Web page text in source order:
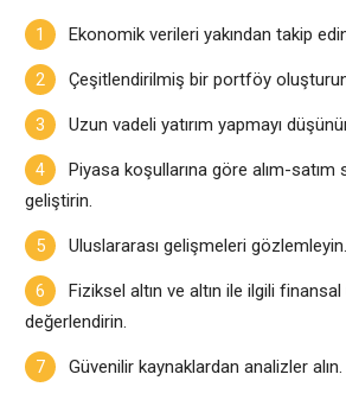
Ekonomik verileri yakından takip
Çeşitlendirilmiş bir portföy
Uzun vadeli yatırım yapmayı
Piyasa koşullarına göre alım-satım
geliştirin.
Uluslararası gelişmeleri gözlemleyin.
Fiziksel altın ve altın ile ilgili
değerlendirin.
Güvenilir kaynaklardan analizler alın.